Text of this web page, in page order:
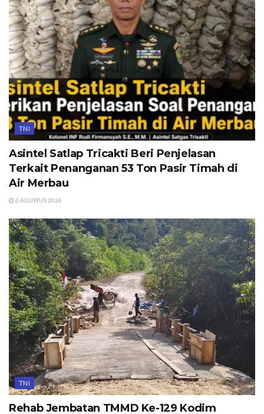
TNI
Asintel Satlap Tricakti Beri Penjelasan
Terkait Penanganan 53 Ton Pasir Timah di
Air Merbau
6 AGUSTUS 2026
TNI
Rehab Jembatan TMMD Ke-129 Kodim